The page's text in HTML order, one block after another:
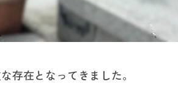
存在となってきました。